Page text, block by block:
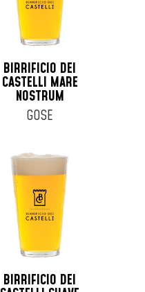
BIRRIFICIO DEI
CASTELLI MARE
NOSTRUM
GOSE
BIRRIFICIO DEI